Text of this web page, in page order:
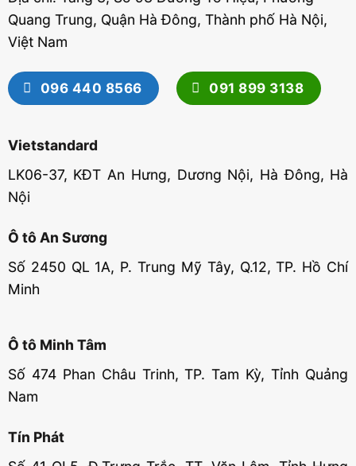
Quang Trung, Quận Hà Đông, Thành phố Hà Nội,
Việt Nam
096 440 8566 091 899 3138
Vietstandard
LK06-37, KĐT An Hưng, Dương Nội, Hà Đông, Hà
Nội
Ô tô An Sương
Số 2450 QL 1A, P. Trung Mỹ Tây, Q.12, TP. Hồ Chí
Minh
Ô tô Minh Tâm
Số 474 Phan Châu Trinh, TP. Tam Kỳ, Tỉnh Quảng
Nam
Tín Phát